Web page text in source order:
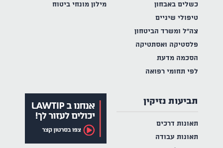
כשלים באבחון
טיפולי שיניים
צה"ל ומשרד הביטחון
פלסטיקה ואסתטיקה
הסכמה מדעת
לפי תחומי רפואה
מילון מונחי ביטוח
תביעות נזיקין
תאונות דרכים
תאונות עבודה